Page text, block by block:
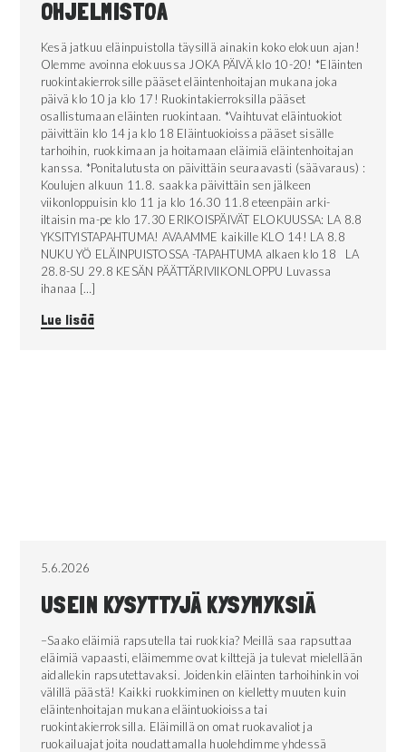
OHJELMISTOA
Kesä jatkuu eläinpuistolla täysillä ainakin koko elokuun ajan!
Olemme avoinna elokuussa JOKA PÄIVÄ klo 10-20! *Eläinten
ruokintakierroksille pääset eläintenhoitajan mukana joka
päivä klo 10 ja klo 17! Ruokintakierroksilla pääset
osallistumaan eläinten ruokintaan. *Vaihtuvat eläintuokiot
päivittäin klo 14 ja klo 18 Eläintuokioissa pääset sisälle
tarhoihin, ruokkimaan ja hoitamaan eläimiä eläintenhoitajan
kanssa. *Ponitalutusta on päivittäin seuraavasti (säävaraus) :
Koulujen alkuun 11.8. saakka päivittäin sen jälkeen
viikonloppuisin klo 11 ja klo 16.30 11.8 eteenpäin arki-
iltaisin ma-pe klo 17.30 ERIKOISPÄIVÄT ELOKUUSSA: LA 8.8
YKSITYISTAPAHTUMA! AVAAMME kaikille KLO 14! LA 8.8
NUKU YÖ ELÄINPUISTOSSA -TAPAHTUMA alkaen klo 18 LA
28.8-SU 29.8 KESÄN PÄÄTTÄRIVIIKONLOPPU Luvassa
ihanaa […]
Lue lisää
5.6.2026
USEIN KYSYTTYJÄ KYSYMYKSIÄ
–Saako eläimiä rapsutella tai ruokkia? Meillä saa rapsuttaa
eläimiä vapaasti, eläimemme ovat kilttejä ja tulevat mielellään
aidallekin rapsutettavaksi. Joidenkin eläinten tarhoihinkin voi
välillä päästä! Kaikki ruokkiminen on kielletty muuten kuin
eläintenhoitajan mukana eläintuokioissa tai
ruokintakierroksilla. Eläimillä on omat ruokavaliot ja
ruokailuajat joita noudattamalla huolehdimme yhdessä